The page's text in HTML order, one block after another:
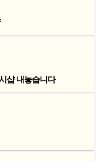
샵 내놓습니다